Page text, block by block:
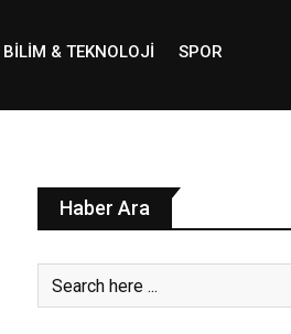
BILIM & TEKNOLOJI SPOR
Haber Ara